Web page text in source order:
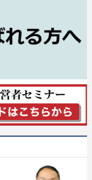
資産戦略
つける
上